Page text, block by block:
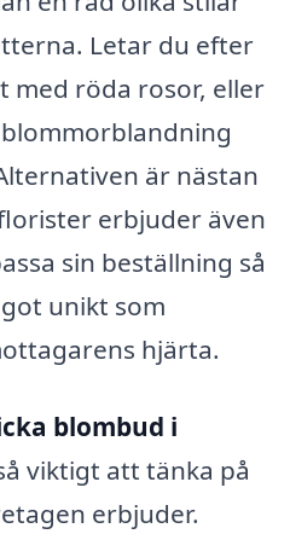
Letar du efter
med röda rosor, eller
är nästan
erbjuder även
sin beställning så
unikt som
hjärta.
blombud i
viktigt att tänka på
erbjuder.